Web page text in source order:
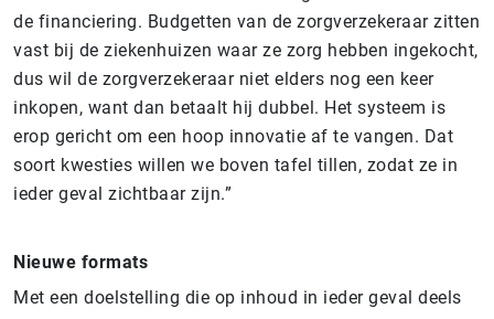
de financiering. Budgetten van de zorgverzekeraar zitten
vast bij de ziekenhuizen waar ze zorg hebben ingekocht,
dus wil de zorgverzekeraar niet elders nog een keer
inkopen, want dan betaalt hij dubbel. Het systeem is
erop gericht om een hoop innovatie af te vangen. Dat
soort kwesties willen we boven tafel tillen, zodat ze in
ieder geval zichtbaar zijn.”
Nieuwe formats
Met een doelstelling die op inhoud in ieder geval deels